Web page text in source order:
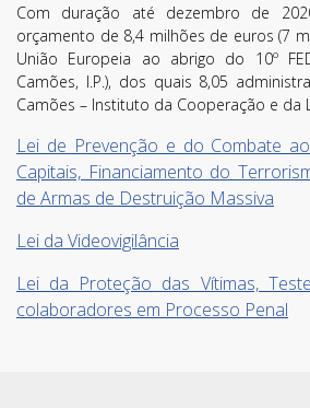
Com duração até dezembro de
orçamento de 8,4 milhões de euros (7
União Europeia ao abrigo do 10º
Camões, I.P.), dos quais 8,05
Camões – Instituto da Cooperação e da
Lei de Prevenção e do Combate
Capitais, Financiamento do
de Armas de Destruição Massiva
Lei da Videovigilância
Lei da Proteção das Vítimas,
colaboradores em Processo Penal